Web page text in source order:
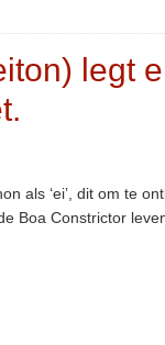
legt
als ‘ei’, dit om te
Boa Constrictor